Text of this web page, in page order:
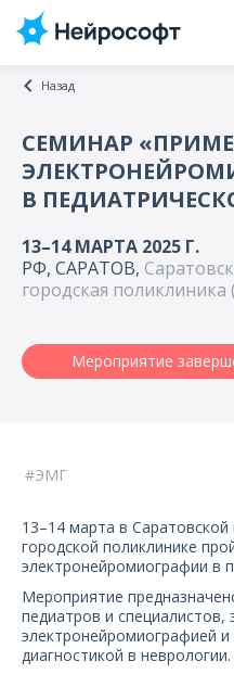
Назад
СЕМИНАР
В
13–14 МАРТА 2025 Г.
РФ, САРАТОВ,
городская поликлиника
Мероприятие
ЭМГ
13–14 марта в
городской поликлинике
электронейромиографии в
Мероприятие
педиатров и
электронейромиографией
диагностикой в неврологии.